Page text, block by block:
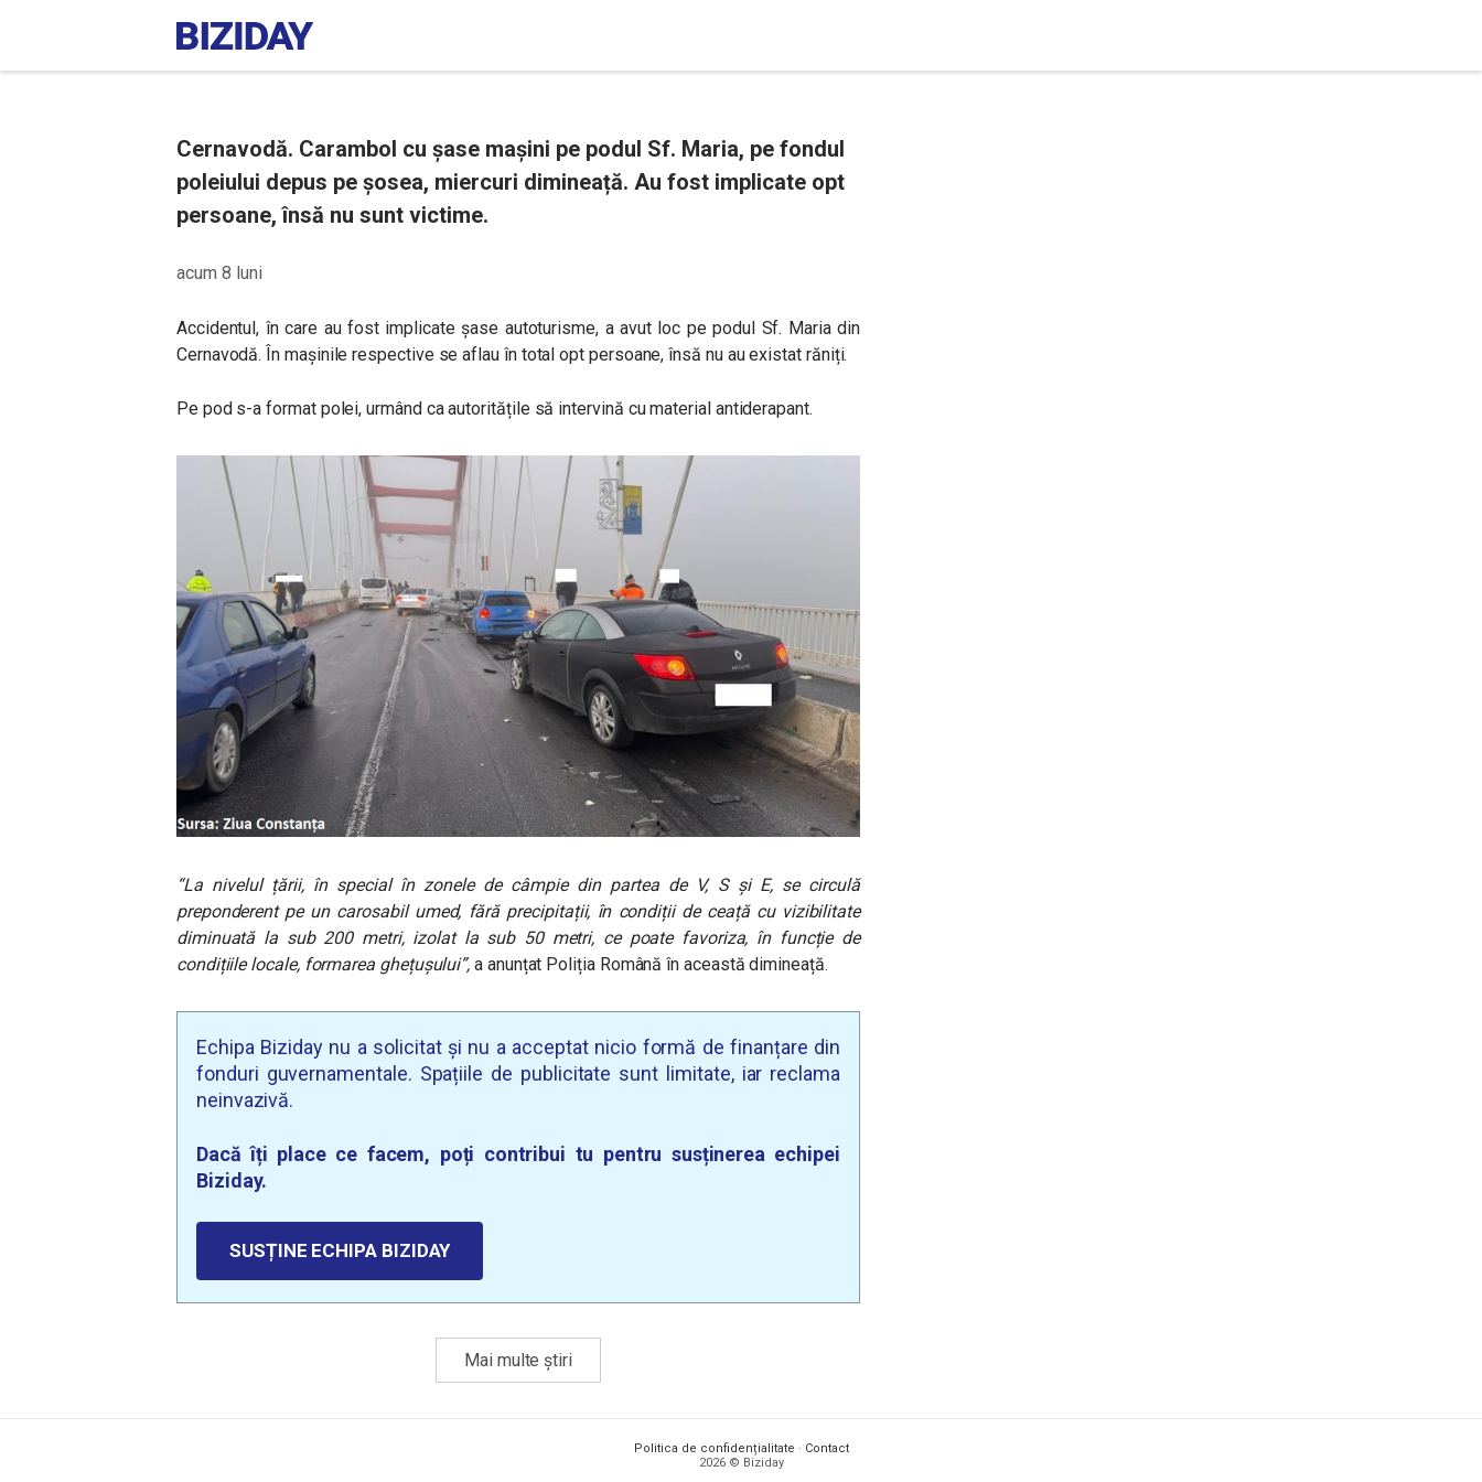
Cernavodă. Carambol cu șase mașini pe podul Sf. Maria, pe fondul
poleiului depus pe șosea, miercuri dimineață. Au fost implicate opt
persoane, însă nu sunt victime.
acum 8 luni
Accidentul, în care au fost implicate șase autoturisme, a avut loc pe podul Sf. Maria din
Cernavodă. În mașinile respective se aflau în total opt persoane, însă nu au existat răniți.
Pe pod s-a format polei, urmând ca autoritățile să intervină cu material antiderapant.
“La nivelul țării, în special în zonele de câmpie din partea de V, S și E, se circulă
preponderent pe un carosabil umed, fără precipitații, în condiții de ceață cu vizibilitate
diminuată la sub 200 metri, izolat la sub 50 metri, ce poate favoriza, în funcție de
condițiile locale, formarea ghețușului”, a anunțat Poliția Română în această dimineață.
Echipa Biziday nu a solicitat și nu a acceptat nicio formă de finanțare din
fonduri guvernamentale. Spațiile de publicitate sunt limitate, iar reclama
neinvazivă.
Dacă îți place ce facem, poți contribui tu pentru susținerea echipei
Biziday.
SUSȚINE ECHIPA BIZIDAY
Mai multe știri
Politica de confidențialitate · Contact
2026 © Biziday